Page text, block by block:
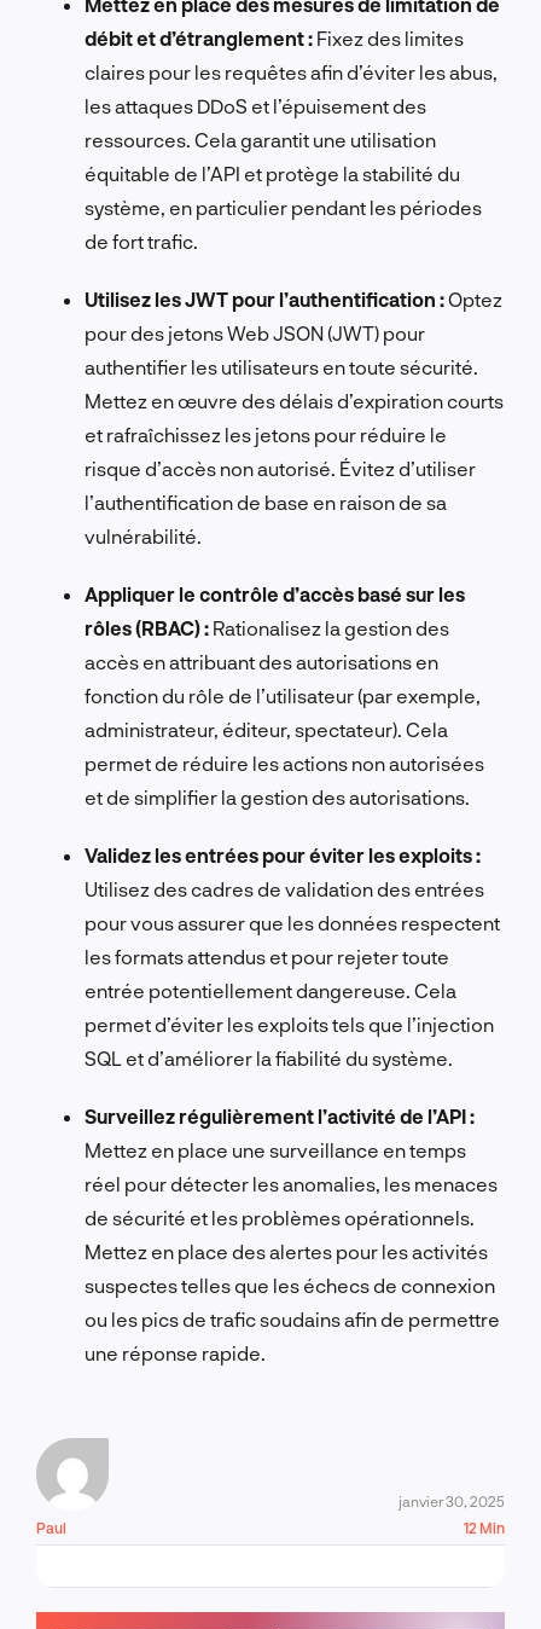
débit et d’étranglement : Fixez des limites
claires pour les requêtes afin d’éviter les abus,
les attaques DDoS et l’épuisement des
ressources. Cela garantit une utilisation
équitable de l’API et protège la stabilité du
système, en particulier pendant les périodes
de fort trafic.
Utilisez les JWT pour l’authentification :Optez
pour des jetons Web JSON (JWT) pour
authentifier les utilisateurs en toute sécurité.
Mettez en œuvre des délais d’expiration courts
et rafraîchissez les jetons pour réduire le
risque d’accès non autorisé. Évitez d’utiliser
l’authentification de base en raison de sa
vulnérabilité.
Appliquer le contrôle d’accès basé sur les
rôles (RBAC) : Rationalisez la gestion des
accès en attribuant des autorisations en
fonction du rôle de l’utilisateur (par exemple,
administrateur, éditeur, spectateur). Cela
permet de réduire les actions non autorisées
et de simplifier la gestion des autorisations.
Validez les entrées pour éviter les exploits :
Utilisez des cadres de validation des entrées
pour vous assurer que les données respectent
les formats attendus et pour rejeter toute
entrée potentiellement dangereuse. Cela
permet d’éviter les exploits tels que l’injection
SQL et d’améliorer la fiabilité du système.
Surveillez régulièrement l’activité de l’API :
Mettez en place une surveillance en temps
réel pour détecter les anomalies, les menaces
de sécurité et les problèmes opérationnels.
Mettez en place des alertes pour les activités
suspectes telles que les échecs de connexion
ou les pics de trafic soudains afin de permettre
une réponse rapide.
Paul
janvier 30, 2025
12 Min